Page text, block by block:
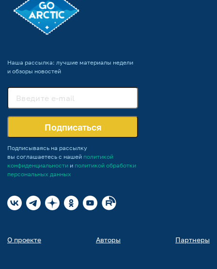
Наша рассылка: лучшие материалы недели
и обзоры новостей
Подписаться
Подписываясь на рассылку
вы соглашаетесь с нашей политикой
конфиденциальности и политикой обработки
персональных данных
О проекте Авторы Партнеры